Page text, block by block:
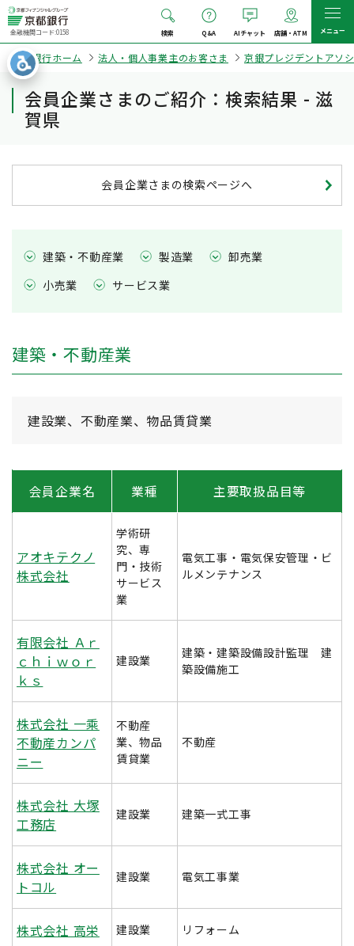
金融機関コード:0158 検索 Q&A AIチャット 店舗・ATM メニュー
京都銀行ホーム 法人・個人事業主のお客さま 京銀プレジデントアソ
会員企業さまのご紹介：検索結果 - 滋
賀県
会員企業さまの検索ページへ
建築・不動産業 製造業
卸売業
小売業
サービス業
建築・不動産業
建設業、不動産業、物品賃貸業
会員企業名 業種 主要取扱品目等
アオキテクノ
株式会社
学術研
究、専
門・技術
サービス
業
電気工事・電気保安管理・ビ
ルメンテナンス
有限会社 Ａｒ
ｃｈｉｗｏｒ
ｋｓ
建設業
建築・建築設備設計監理 建
築設備施工
株式会社 一乘
不動産カンパ
ニー
不動産
業、物品
賃貸業
不動産
株式会社 大塚
工務店
建設業 建築一式工事
株式会社 オー
トコル
建設業 電気工事業
株式会社 高栄 建設業 リフォーム